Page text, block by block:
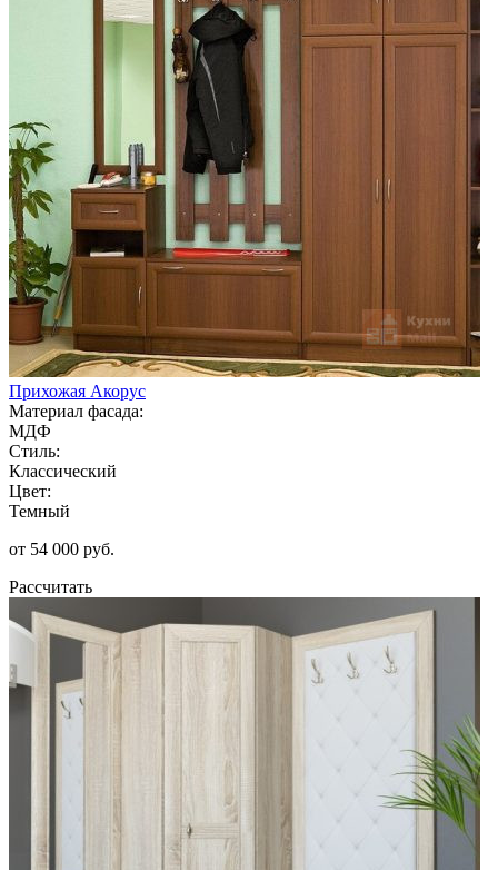
Прихожая Акорус
Материал фасада:
МДФ
Стиль:
Классический
Цвет:
Темный
от 54 000 руб.
Рассчитать